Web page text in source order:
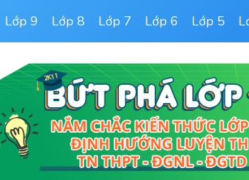
Lớp 9 Lớp 8 Lớp 7 Lớp 6 Lớp 5